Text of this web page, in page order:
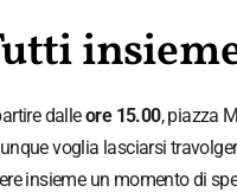
dalleore 15.00, piazza
voglia lasciarsi
insieme un momento di